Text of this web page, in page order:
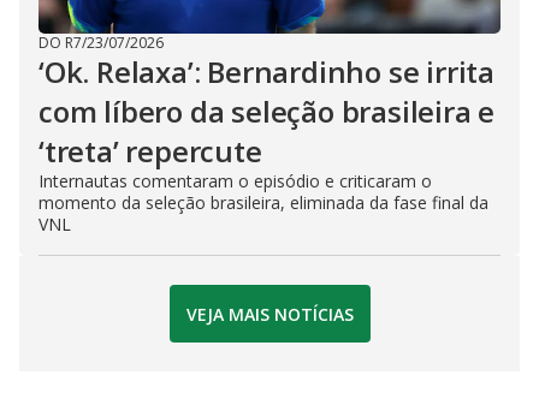
DO R7/23/07/2026
‘Ok. Relaxa’: Bernardinho se irrita
com líbero da seleção brasileira e
‘treta’ repercute
Internautas comentaram o episódio e criticaram o
momento da seleção brasileira, eliminada da fase final da
VNL
VEJA MAIS NOTÍCIAS